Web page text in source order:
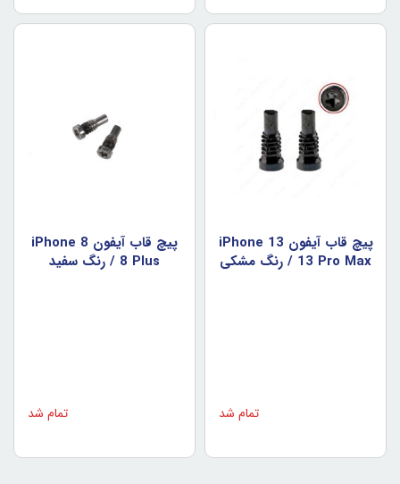
پيچ قاب آيفون iPhone 13
/ 13 Pro Max رنگ مشکي
تمام شد
پيچ قاب آيفون iPhone 8
/ 8 Plus رنگ سفيد
تمام شد